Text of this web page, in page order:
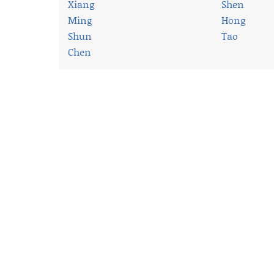
Xiang Shen
Ming
Hong
Shun
Tao
Chen